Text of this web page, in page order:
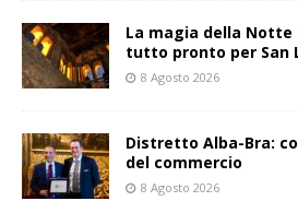
La magia della Notte
tutto pronto per San
8 Agosto 2026
Distretto Alba-Bra:
del commercio
8 Agosto 2026